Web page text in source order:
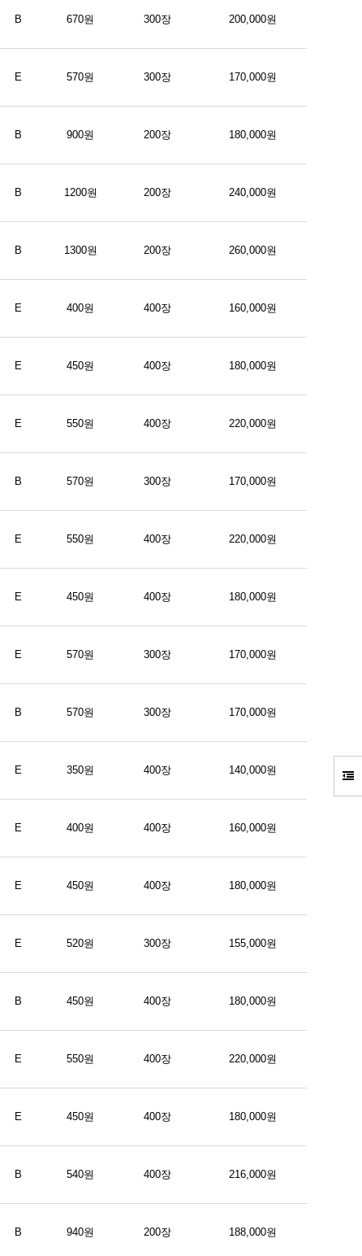
B 670원 300장 200,000원
E 570원 300장 170,000원
B 900원 200장 180,000원
B 1200원 200장 240,000원
B 1300원 200장 260,000원
E 400원 400장 160,000원
E 450원 400장 180,000원
E 550원 400장 220,000원
B 570원 300장 170,000원
E 550원 400장 220,000원
E 450원 400장 180,000원
E 570원 300장 170,000원
B 570원 300장 170,000원
E 350원 400장 140,000원
E 400원 400장 160,000원
E 450원 400장 180,000원
E 520원 300장 155,000원
B 450원 400장 180,000원
E 550원 400장 220,000원
E 450원 400장 180,000원
B 540원 400장 216,000원
B 940원 200장 188,000원